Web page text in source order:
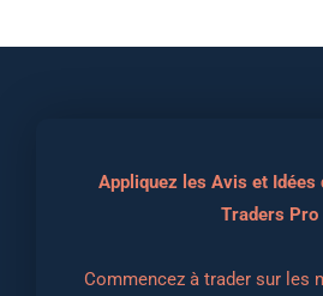
Appliquez les Avis et Idées
Traders Pro
Commencez à trader sur les